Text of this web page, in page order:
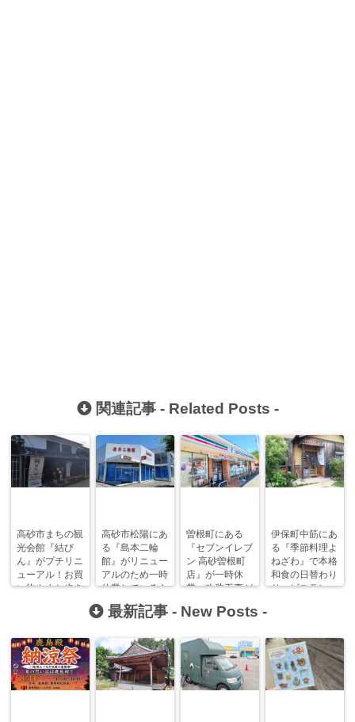
関連記事 - Related Posts -
高砂市まちの観
光会館『結び
ん』がプチリニ
ューアル！お買
い物やまち歩き
高砂市松陽にあ
る『島本二輪
館』がリニュー
アルのため一時
休業しているら
しい。
曽根町にある
『セブンイレブ
ン 高砂曽根町
店』が一時休
業、改装工事が
い…。
伊保町中筋にあ
る『季節料理よ
ねざわ』で本格
和食の日替わり
サービスラン
最新記事 - New Posts -